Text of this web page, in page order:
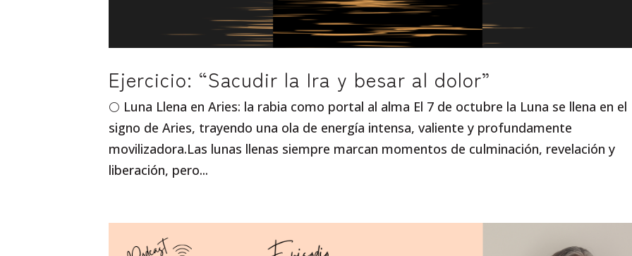
Ejercicio: “Sacudir la Ira y besar al dolor”
🌕 Luna Llena en Aries: la rabia como portal al alma El 7 de octubre la Luna se llena en el
signo de Aries, trayendo una ola de energía intensa, valiente y profundamente
movilizadora.Las lunas llenas siempre marcan momentos de culminación, revelación y
liberación, pero...